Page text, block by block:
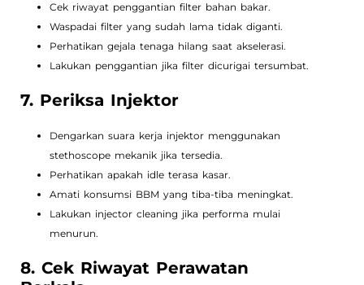
Cek riwayat penggantian filter bahan bakar.
Waspadai filter yang sudah lama tidak diganti.
Perhatikan gejala tenaga hilang saat akselerasi.
Lakukan penggantian jika filter dicurigai tersumbat.
7. Periksa Injektor
Dengarkan suara kerja injektor menggunakan
stethoscope mekanik jika tersedia.
Perhatikan apakah idle terasa kasar.
Amati konsumsi BBM yang tiba-tiba meningkat.
Lakukan injector cleaning jika performa mulai
menurun.
8. Cek Riwayat Perawatan